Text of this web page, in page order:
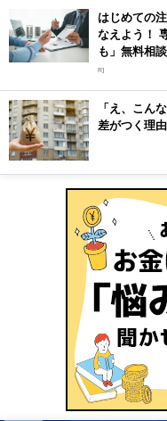
はじめての
なえよう！
も」無料相
R]
「え、こん
差がつく理由